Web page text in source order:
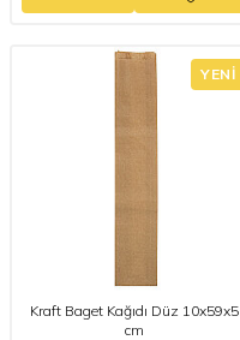
YENI
Kraft Baget Kağıdı Düz 10x59x5
cm